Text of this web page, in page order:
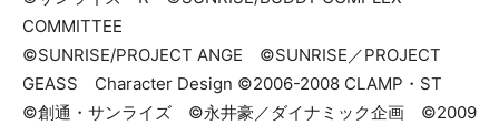
COMMITTEE
©SUNRISE/PROJECT ANGE ©SUNRISE／PROJECT
GEASS Character Design ©2006-2008 CLAMP・ST
©創通・サンライズ ©永井豪／ダイナミック企画 ©2009